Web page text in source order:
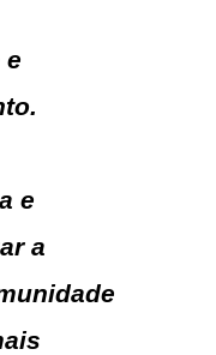
e
e
a